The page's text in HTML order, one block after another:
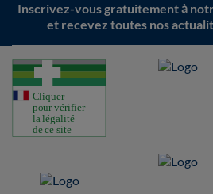
Inscrivez-vous gratuitement à
et recevez toutes nos